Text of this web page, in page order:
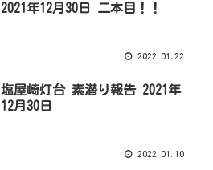
2021年12月30日 二本目！！
2022.01.22
塩屋崎灯台 素潜り報告 2021年
12月30日
2022.01.10